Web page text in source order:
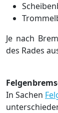
Je nach
des Rades
In Sachen